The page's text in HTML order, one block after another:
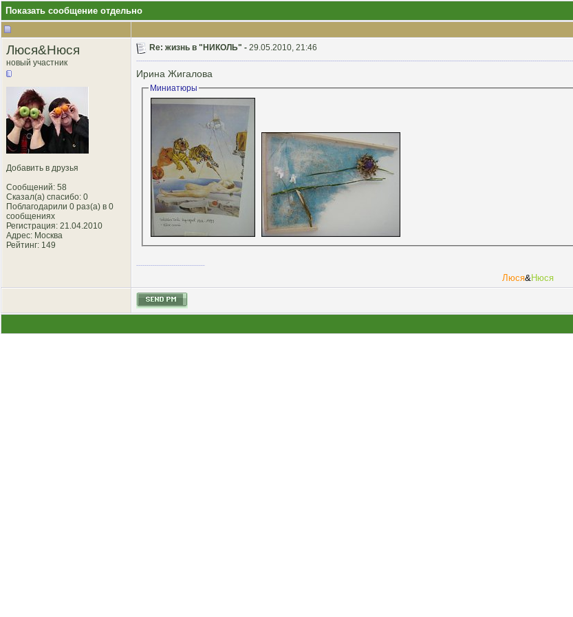
Показать сообщение отдельно
Люся&Нюся
новый участник
Добавить в друзья
Сообщений: 58
Сказал(а) спасибо: 0
Поблагодарили 0 раз(а) в 0
сообщениях
Регистрация: 21.04.2010
Адрес: Москва
Рейтинг: 149
Re: жизнь в "НИКОЛЬ" - 29.05.2010, 21:46
Ирина Жигалова
Миниатюры
Люся&Нюся